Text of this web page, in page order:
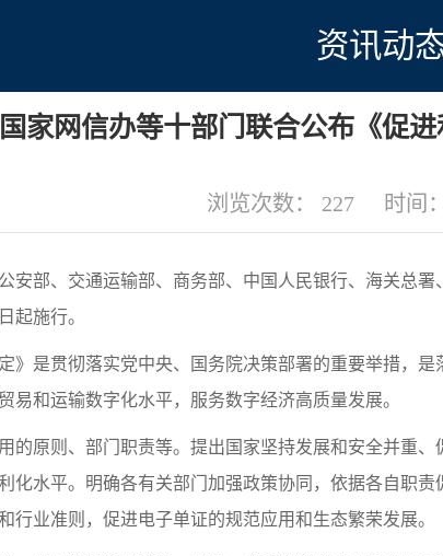
资讯动
国家网信办等十部门联合公布《促
浏览次数： 227 时间：
部、交通运输部、商务部、中国人民银行、海关总署
起施行。
是贯彻落实党中央、国务院决策部署的重要举措，是
和运输数字化水平，服务数字经济高质量发展。
原则、部门职责等。提出国家坚持发展和安全并重、
化水平。明确各有关部门加强政策协同，依据各自职
行业准则，促进电子单证的规范应用和生态繁荣发展。